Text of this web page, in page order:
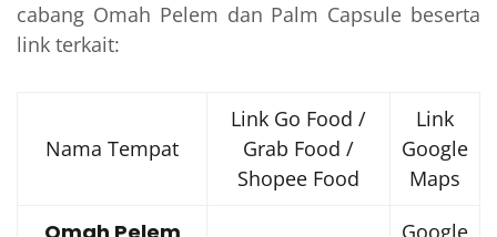
cabang Omah Pelem dan Palm Capsule beserta
link terkait:
Nama Tempat
Link Go Food /
Grab Food /
Shopee Food
Link
Google
Maps